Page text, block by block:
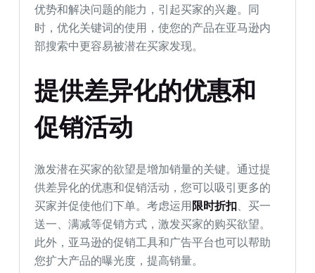
优势和解决问题的能力，引起买家的兴趣。同
时，优化关键词的使用，使您的产品在亚马逊内
部搜索中更容易被潜在买家发现。
提供差异化的优惠和
促销活动
激发潜在买家的欲望是增加销量的关键。通过提
供差异化的优惠和促销活动，您可以吸引更多的
买家并促使他们下单。考虑运用限时折扣 、买一
送一、满减等促销方式，激发买家的购买欲望。
此外，亚马逊的促销工具和广告平台也可以帮助
您扩大产品的曝光度，提高销量。